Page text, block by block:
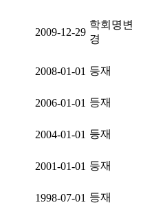
2009-12-29
학회명변
경
2008-01-01 등재
2006-01-01 등재
2004-01-01 등재
2001-01-01 등재
1998-07-01 등재